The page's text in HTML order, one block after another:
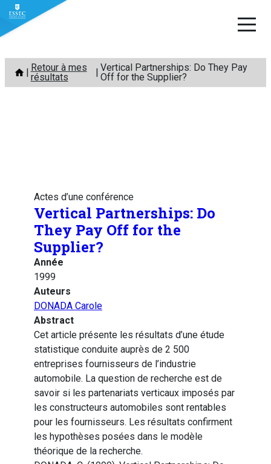
Aller
contenu
Retour à mes
résultats
Vertical Partnerships: Do They Pay
Off for the Supplier?
Actes d’une conférence
Vertical Partnerships: Do
They Pay Off for the
Supplier?
Année
1999
Auteurs
DONADA Carole
Abstract
Cet article présente les résultats d’une étude
statistique conduite auprès de 2 500
entreprises fournisseurs de l’industrie
automobile. La question de recherche est de
savoir si les partenariats verticaux imposés par
les constructeurs automobiles sont rentables
pour les fournisseurs. Les résultats confirment
les hypothèses posées dans le modèle
théorique de la recherche.